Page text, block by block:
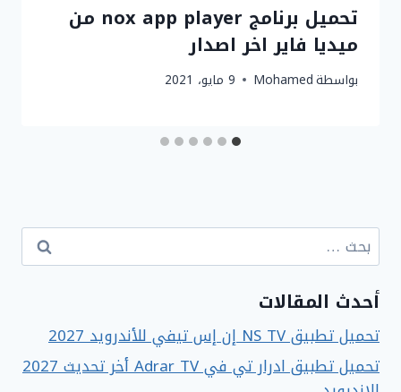
تحميل برنامج nox app player من
ميديا ​​فاير اخر اصدار
بواسطةMohamed 9 مايو، 2021
البحث
عن:
أحدث المقالات
تحميل تطبيق NS TV إن إس تيفي للأندرويد 2027
تحميل تطبيق ادرار تي في Adrar TV أخر تحديث 2027